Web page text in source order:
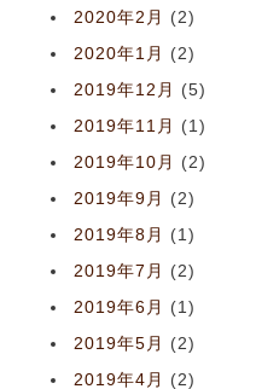
2020年2月
(2)
2020年1月
(2)
2019年12月
(5)
2019年11月
(1)
2019年10月
(2)
2019年9月
(2)
2019年8月
(1)
2019年7月
(2)
2019年6月
(1)
2019年5月
(2)
2019年4月
(2)